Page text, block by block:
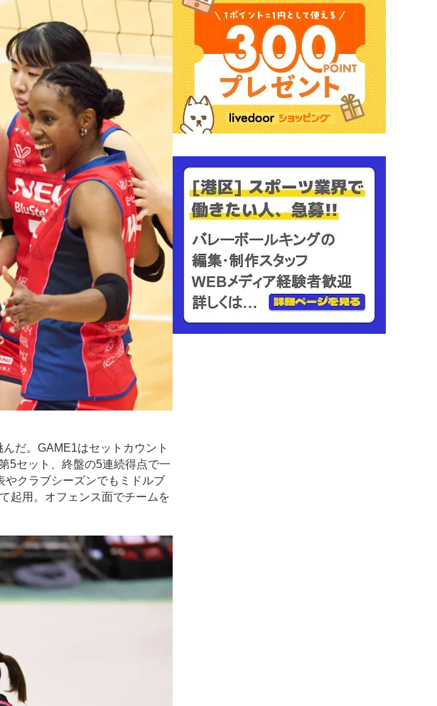
だ。GAME1はセットカウント
5セット、終盤の5連続得点で一
クラブシーズンでもミドルブ
起用。オフェンス面でチームを